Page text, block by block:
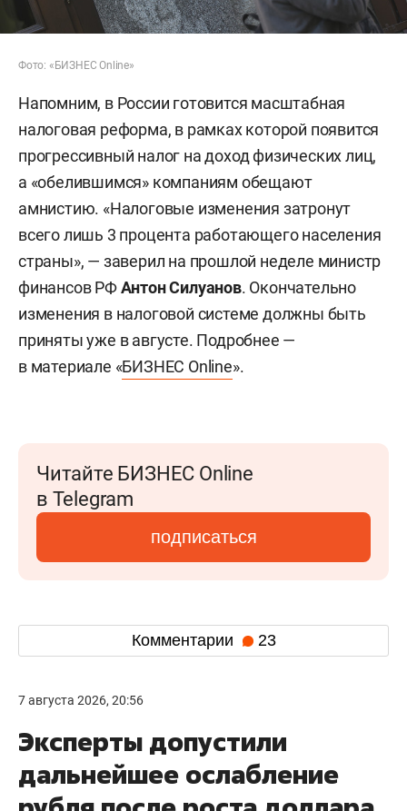
Фото: «БИЗНЕС Online»
Напомним, в России готовится масштабная
налоговая реформа, в рамках которой появится
прогрессивный налог на доход физических лиц,
а «обелившимся» компаниям обещают
амнистию. «Налоговые изменения затронут
всего лишь 3 процента работающего населения
страны», — заверил на прошлой неделе министр
финансов РФАнтон Силуанов. Окончательно
изменения в налоговой системе должны быть
приняты уже в августе. Подробнее —
в материале «БИЗНЕС Online».
Читайте БИЗНЕС Online
в Telegram
подписаться
Комментарии 23
7 августа 2026, 20:56
Эксперты допустили
дальнейшее ослабление